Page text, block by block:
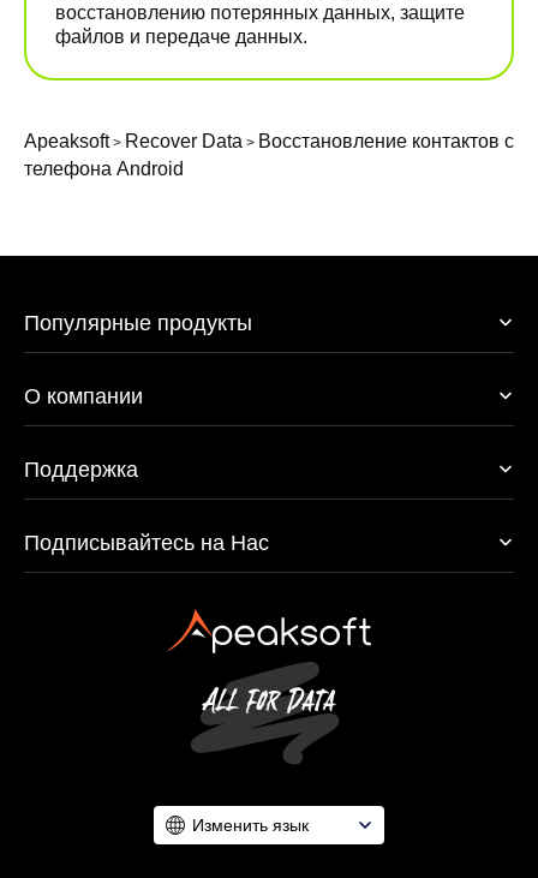
восстановлению потерянных данных, защите
файлов и передаче данных.
Apeaksoft> Recover Data > Восстановление контактов с
телефона Android
Популярные продукты
O компании
Поддержка
Подписывайтесь на Нас
Изменить язык